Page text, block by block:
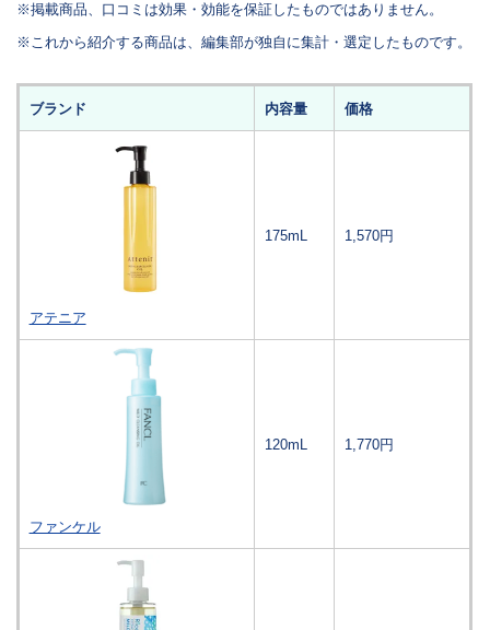
※掲載商品、口コミは効果・効能を保証したものではありません。
※これから紹介する商品は、編集部が独自に集計・選定したものです。
ブランド 内容量 価格
アテニア
175mL 1,570円
ファンケル
120mL 1,770円